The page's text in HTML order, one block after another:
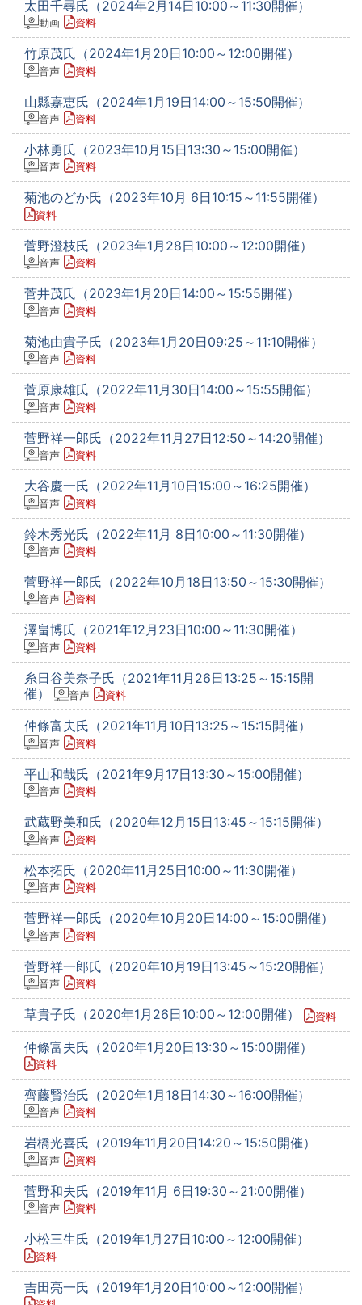
太田千尋氏（2024年2月14日10:00～11:30開催）
動画 資料
竹原茂氏（2024年1月20日10:00～12:00開催）
音声 資料
山縣嘉恵氏（2024年1月19日14:00～15:50開催）
音声 資料
小林勇氏（2023年10月15日13:30～15:00開催）
音声 資料
菊池のどか氏（2023年10月 6日10:15～11:55開催）
資料
菅野澄枝氏（2023年1月28日10:00～12:00開催）
音声 資料
菅井茂氏（2023年1月20日14:00～15:55開催）
音声 資料
菊池由貴子氏（2023年1月20日09:25～11:10開催）
音声 資料
菅原康雄氏（2022年11月30日14:00～15:55開催）
音声 資料
菅野祥一郎氏（2022年11月27日12:50～14:20開催）
音声 資料
大谷慶一氏（2022年11月10日15:00～16:25開催）
音声 資料
鈴木秀光氏（2022年11月 8日10:00～11:30開催）
音声 資料
菅野祥一郎氏（2022年10月18日13:50～15:30開催）
音声 資料
澤畠博氏（2021年12月23日10:00～11:30開催）
音声 資料
糸日谷美奈子氏（2021年11月26日13:25～15:15開
催）
音声 資料
仲條富夫氏（2021年11月10日13:25～15:15開催）
音声 資料
平山和哉氏（2021年9月17日13:30～15:00開催）
音声 資料
武蔵野美和氏（2020年12月15日13:45～15:15開催）
音声 資料
松本拓氏（2020年11月25日10:00～11:30開催）
音声 資料
菅野祥一郎氏（2020年10月20日14:00～15:00開催）
音声 資料
菅野祥一郎氏（2020年10月19日13:45～15:20開催）
音声 資料
草貴子氏（2020年1月26日10:00～12:00開催） 資料
仲條富夫氏（2020年1月20日13:30～15:00開催）
資料
齊藤賢治氏（2020年1月18日14:30～16:00開催）
音声 資料
岩橋光喜氏（2019年11月20日14:20～15:50開催）
音声 資料
菅野和夫氏（2019年11月 6日19:30～21:00開催）
音声 資料
小松三生氏（2019年1月27日10:00～12:00開催）
資料
吉田亮一氏（2019年1月20日10:00～12:00開催）